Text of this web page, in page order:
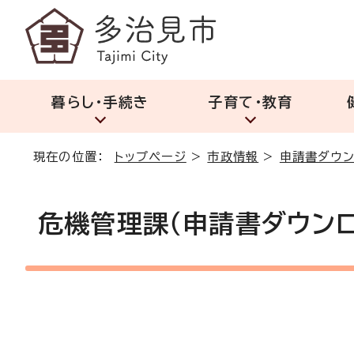
暮らし・手続き 子育て・教育
現在の位置： トップページ >市政情報 > 申請書ダウ
危機管理課（申請書ダウン